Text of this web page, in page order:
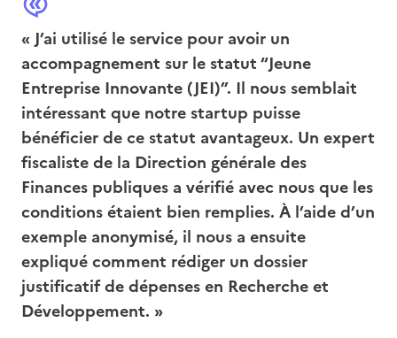
« J’ai utilisé le service pour avoir un
accompagnement sur le statut “Jeune
Entreprise Innovante (JEI)”. Il nous semblait
intéressant que notre startup puisse
bénéficier de ce statut avantageux. Un expert
fiscaliste de la Direction générale des
Finances publiques a vérifié avec nous que les
conditions étaient bien remplies. À l’aide d’un
exemple anonymisé, il nous a ensuite
expliqué comment rédiger un dossier
justificatif de dépenses en Recherche et
Développement. »